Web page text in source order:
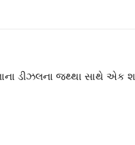
ડીઝલના જથ્થા સાથે એક